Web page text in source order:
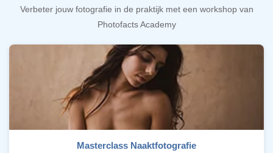
Verbeter jouw fotografie in de praktijk met een workshop van
Photofacts Academy
Masterclass Naaktfotografie